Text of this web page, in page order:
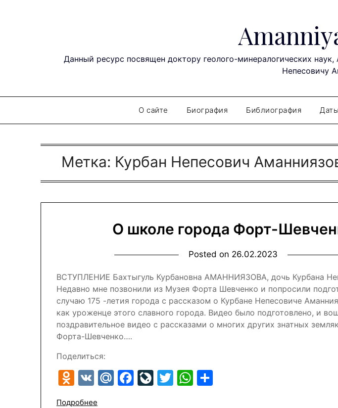
Данный ресурс посвящен доктору геолого-минералогических
Непесовичу
О сайте Биография Библиография Даты
Метка: Курбан Непесович
О школе города Форт-
Posted on 26.02.2023
ВСТУПЛЕНИЕ Бахтыгуль Курбановна АМАННИЯЗОВА, дочь Курбана
Недавно мне позвонили из Музея Форта Шевченко и попросили
случаю 175 -летия города с рассказом о Курбане Непесовиче
как уроженце этого славного города. Видео было подготовлено, и
поздравительное видео с рассказами о многих других знатных
Форта-Шевченко….
Поделиться:
Odnoklassniki
VK Mail.Ru
Facebook
LiveJournal
TwitterWhatsApp
Подробнее